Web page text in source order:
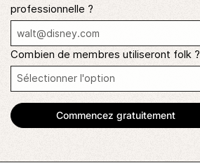
professionnelle ?
Combien de membres utiliseront folk ?